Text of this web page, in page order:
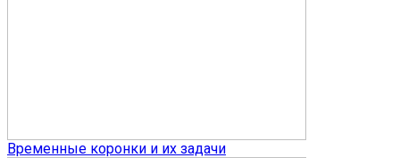
Временные коронки и их задачи